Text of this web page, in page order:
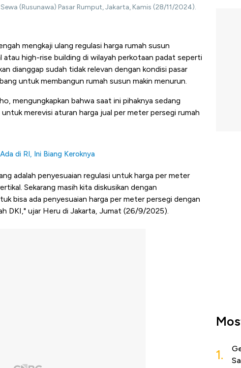
(Rusunawa) Pasar Rumput, Jakarta, Kamis (28/11/2024).
mengkaji ulang regulasi harga rumah susun
high-rise building di wilayah perkotaan padat seperti
dianggap sudah tidak relevan dengan kondisi pasar
untuk membangun rumah susun makin menurun.
mengungkapkan bahwa saat ini pihaknya sedang
merevisi aturan harga jual per meter persegi rumah
di RI, Ini Biang Keroknya
adalah penyesuaian regulasi untuk harga per meter
Sekarang masih kita diskusikan dengan
bisa ada penyesuaian harga per meter persegi dengan
DKI," ujar Heru di Jakarta, Jumat (26/9/2025).
1.